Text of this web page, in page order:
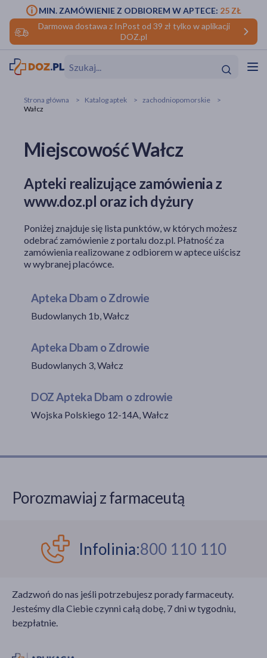
Darmowa dostawa z InPost od 39 zł tylko w aplikacji
DOZ.pl
MIN. ZAMÓWIENIE Z ODBIOREM W APTECE: 25 ZŁ
makijażu
Strona główna Katalog aptek
zachodniopomorskie
Wałcz
Miejscowość Wałcz
Apteki realizujące zamówienia z
www.doz.pl oraz ich dyżury
Poniżej znajduje się lista punktów, w których możesz
odebrać zamówienie z portalu doz.pl. Płatność za
zamówienia realizowane z odbiorem w aptece uiścisz
w wybranej placówce.
Apteka Dbam o Zdrowie
Budowlanych 1b, Wałcz
Apteka Dbam o Zdrowie
Budowlanych 3, Wałcz
DOZ Apteka Dbam o zdrowie
Wojska Polskiego 12-14A, Wałcz
Porozmawiaj z farmaceutą
Infolinia:800 110 110
Zadzwoń do nas jeśli potrzebujesz porady farmaceuty.
Jesteśmy dla Ciebie czynni całą dobę, 7 dni w tygodniu,
bezpłatnie.